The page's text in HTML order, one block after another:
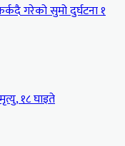
गरेको सुमो दुर्घटना १
१८ घाइते